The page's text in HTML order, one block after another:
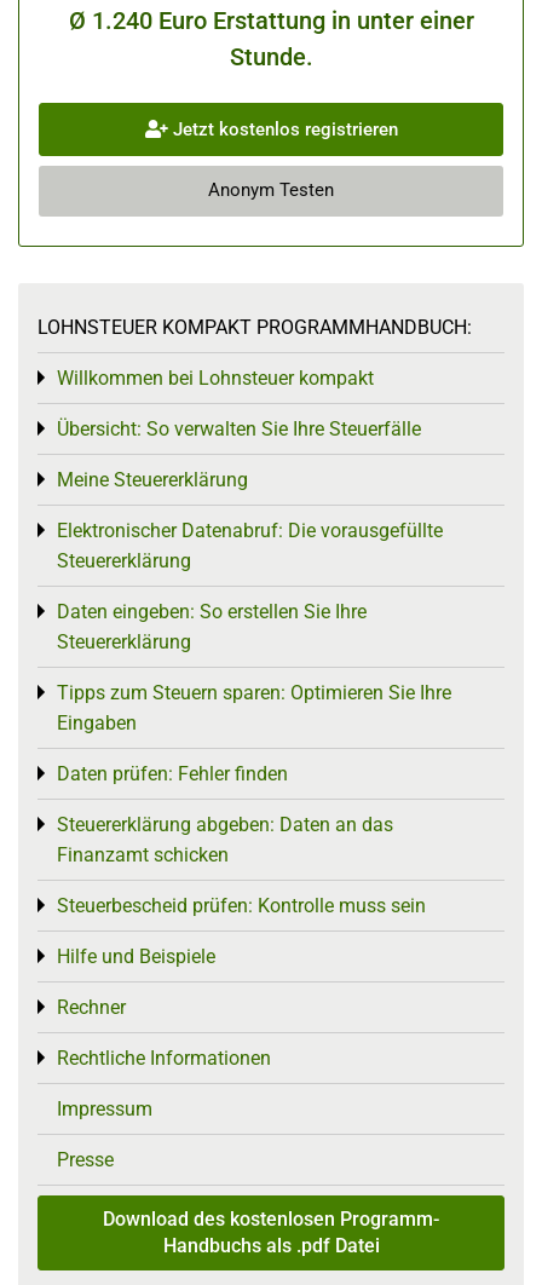
Ø 1.240 Euro Erstattung in unter einer
Stunde.
Jetzt kostenlos registrieren
Anonym Testen
LOHNSTEUER KOMPAKT PROGRAMMHANDBUCH:
Willkommen bei Lohnsteuer kompakt
Toggle menu
Übersicht: So verwalten Sie Ihre Steuerfälle
Toggle menu
Meine Steuererklärung
Toggle menu
Elektronischer Datenabruf: Die vorausgefüllte
Steuererklärung
Toggle menu
Daten eingeben: So erstellen Sie Ihre
Steuererklärung
Toggle menu
Tipps zum Steuern sparen: Optimieren Sie Ihre
Eingaben
Toggle menu
Daten prüfen: Fehler finden
Toggle menu
Steuererklärung abgeben: Daten an das
Finanzamt schicken
Toggle menu
Steuerbescheid prüfen: Kontrolle muss sein
Toggle menu
Hilfe und Beispiele
Toggle menu
Rechner
Toggle menu
Rechtliche Informationen
Toggle menu
Impressum
Presse
Download des kostenlosen Programm-
Handbuchs als .pdf Datei